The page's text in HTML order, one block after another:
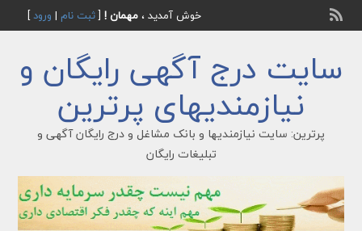
خوش آمدید ، مهمان ![ثبت نام | ورود]
سایت درج آگهی رایگان و
نیازمندیهای پرترین
پرترین: سایت نیازمندیها و بانک مشاغل و درج رایگان آگهی و
تبلیغات رایگان